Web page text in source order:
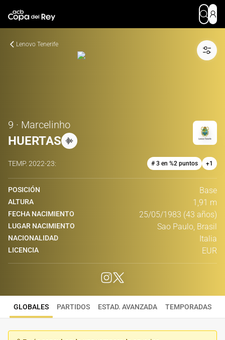
Lenovo Tenerife
9 · Marcelinho
HUERTAS
TEMP. 2022-23: # 3 en %2 puntos +1
POSICIÓN Base
ALTURA 1,91 m
FECHA NACIMIENTO 25/05/1983 (43 años)
LUGAR NACIMIENTO Sao Paulo, Brasil
NACIONALIDAD Italia
LICENCIA EUR
GLOBALES PARTIDOS ESTAD. AVANZADA TEMPORADAS